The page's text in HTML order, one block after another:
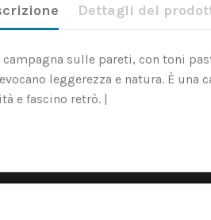
Dettagli del
sulle pareti, con toni
leggerezza e natura. È una
e fascino retrò. |